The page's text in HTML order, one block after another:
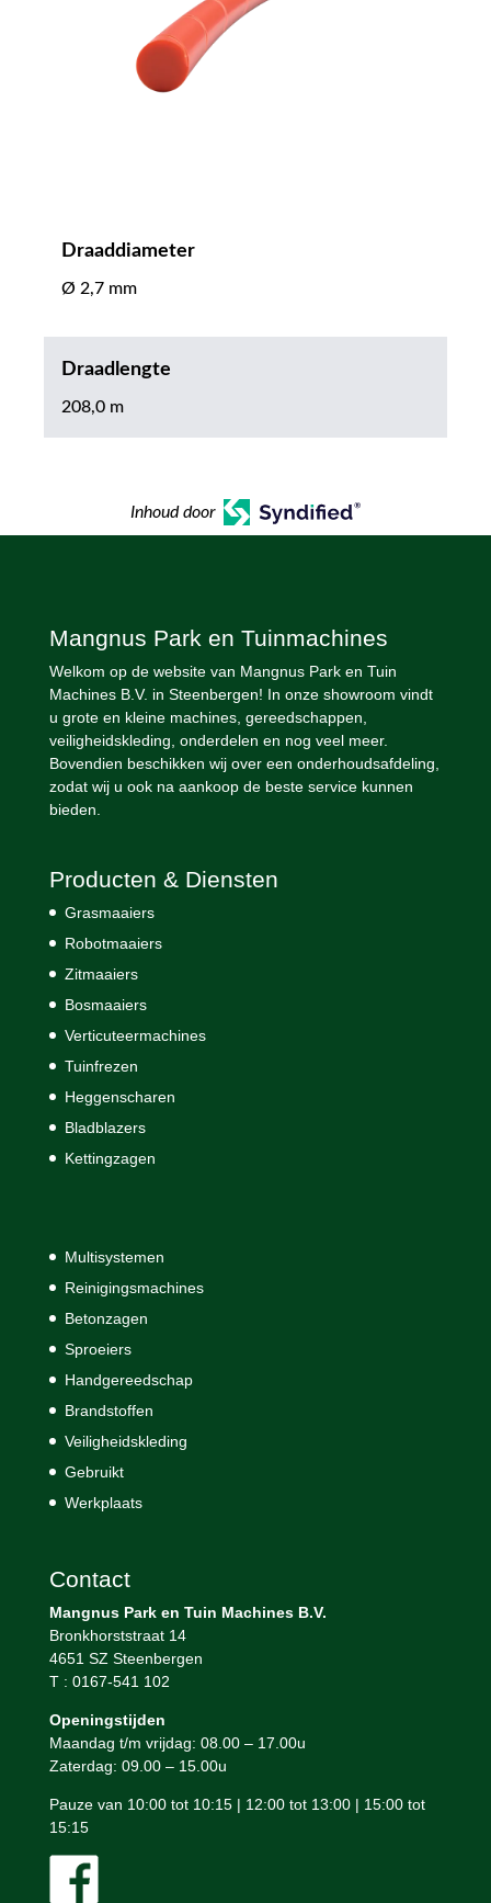
Draaddiameter
Ø 2,7 mm
Draadlengte
208,0 m
Inhoud door
Mangnus Park en Tuinmachines
Welkom op de website van Mangnus Park en Tuin
Machines B.V. in Steenbergen! In onze showroom vindt
u grote en kleine machines, gereedschappen,
veiligheidskleding, onderdelen en nog veel meer.
Bovendien beschikken wij over een onderhoudsafdeling,
zodat wij u ook na aankoop de beste service kunnen
bieden.
Producten & Diensten
Grasmaaiers
Robotmaaiers
Zitmaaiers
Bosmaaiers
Verticuteermachines
Tuinfrezen
Heggenscharen
Bladblazers
Kettingzagen
Multisystemen
Reinigingsmachines
Betonzagen
Sproeiers
Handgereedschap
Brandstoffen
Veiligheidskleding
Gebruikt
Werkplaats
Contact
Mangnus Park en Tuin Machines B.V.
Bronkhorststraat 14
4651 SZ Steenbergen
T : 0167-541 102
Openingstijden
Maandag t/m vrijdag: 08.00 – 17.00u
Zaterdag: 09.00 – 15.00u
Pauze van 10:00 tot 10:15 | 12:00 tot 13:00 | 15:00 tot
15:15